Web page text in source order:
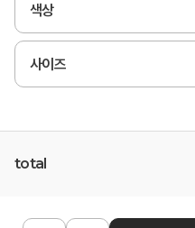
색상
사이즈
total